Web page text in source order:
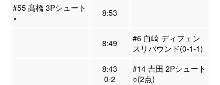
#55 髙橋 3Pシュート
×
8:53
8:49
#6 白崎 ディフェン
スリバウンド(0-1-1)
8:43
0-2
#14 吉田 2Pシュート
○(2点)